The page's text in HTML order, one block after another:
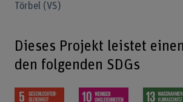
Törbel (VS)
Dieses Projekt leistet
den folgenden SDGs